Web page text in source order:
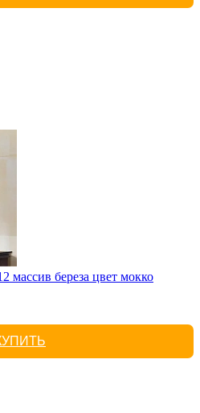
массив береза цвет мокко